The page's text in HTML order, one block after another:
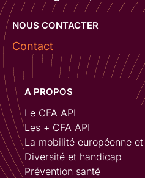
NOUS CONTACTER
Contact
A PROPOS
Le CFA API
Les + CFA API
La mobilité européenne et
Diversité et handicap
Prévention santé